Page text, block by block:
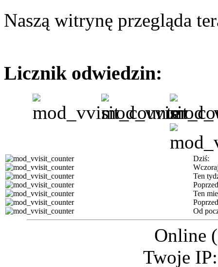
Naszą witrynę przegląda
Licznik odwiedzin:
Dziś:
Ten
Ten
Od
Online
Twoje